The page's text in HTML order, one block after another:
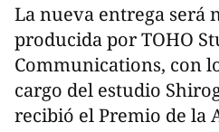
La nueva entrega será
producida por TOHO
Communications, con
cargo del estudio
recibió el Premio de la